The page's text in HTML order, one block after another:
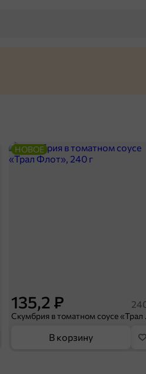
135,2 ₽
НОВОЕ
В корзину